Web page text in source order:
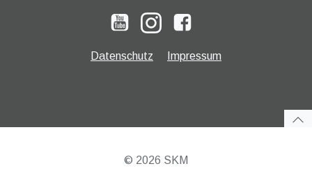
Datenschutz Impressum
© 2026 SKM